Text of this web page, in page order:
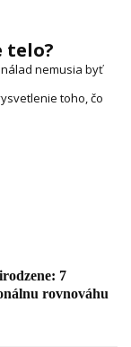
telo?
nemusia byť
toho, čo
7
rovnováhu